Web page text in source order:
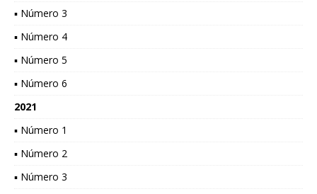
▪ Número 3
▪ Número 4
▪ Número 5
▪ Número 6
2021
▪ Número 1
▪ Número 2
▪ Número 3